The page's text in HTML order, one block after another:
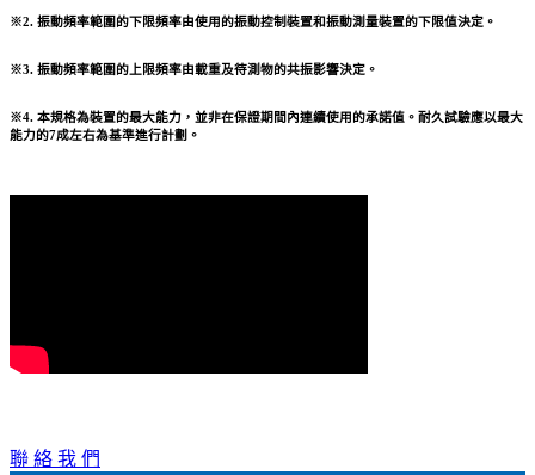
※2. 振動頻率範圍的下限頻率由使用的振動控制裝置和振動測量裝置的下限值決定。
※3. 振動頻率範圍的上限頻率由載重及待測物的共振影響決定。
※4. 本規格為裝置的最大能力，並非在保證期間內連續使用的承諾值。耐久試驗應以最大
能力的7成左右為基準進行計劃。
聯 絡 我 們